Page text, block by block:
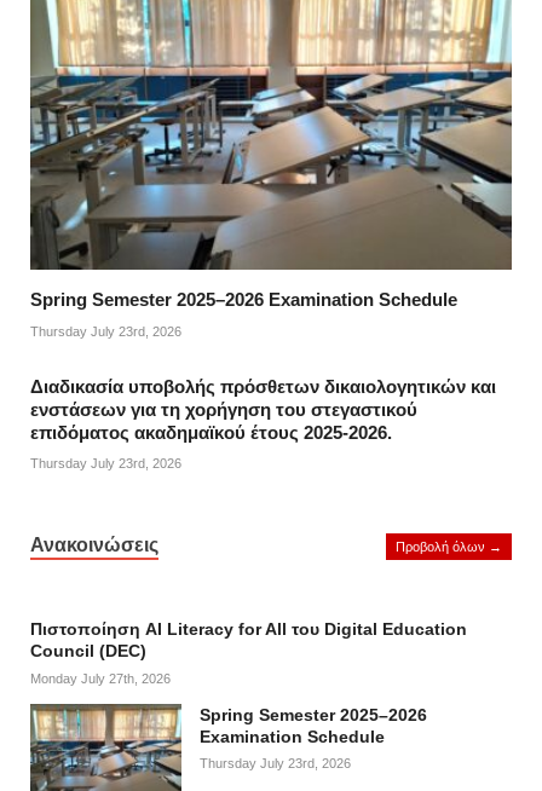
Spring Semester 2025–2026 Examination Schedule
Thursday July 23rd, 2026
Διαδικασία υποβολής πρόσθετων δικαιολογητικών και
ενστάσεων για τη χορήγηση του στεγαστικού
επιδόματος ακαδημαϊκού έτους 2025-2026.
Thursday July 23rd, 2026
Ανακοινώσεις Προβολή όλων →
Πιστοποίηση AI Literacy for All του Digital Education
Council (DEC)
Monday July 27th, 2026
Spring Semester 2025–2026
Examination Schedule
Thursday July 23rd, 2026